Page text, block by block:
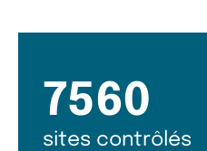
7560
sites contrôlés